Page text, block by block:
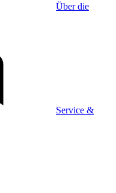
Über die
Service &